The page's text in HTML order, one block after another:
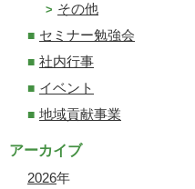
その他
セミナー勉強会
社内行事
イベント
地域貢献事業
アーカイブ
2026年